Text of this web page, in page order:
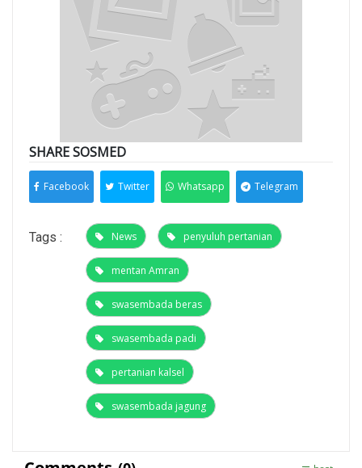
SHARE SOSMED
Facebook Twitter Whatsapp Telegram
Tags : News penyuluh pertanian
mentan Amran
swasembada beras
swasembada padi
pertanian kalsel
swasembada jagung